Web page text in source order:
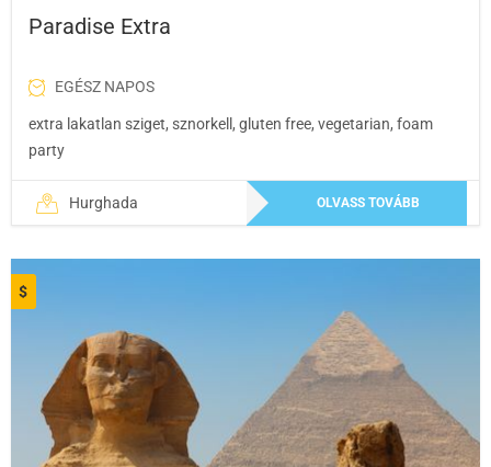
Paradise Extra
EGÉSZ NAPOS
extra lakatlan sziget, sznorkell, gluten free, vegetarian, foam
party
Hurghada OLVASS TOVÁBB
$